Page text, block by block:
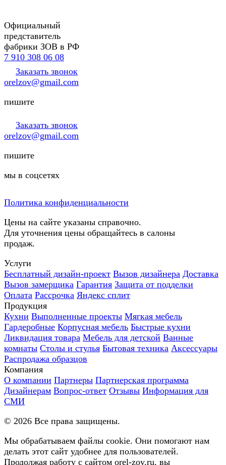
Официальный
представитель
фабрики ЗОВ в РФ
7 910 308 06 08
Заказать звонок
orelzov@gmail.com
пишите
Заказать звонок
orelzov@gmail.com
пишите
мы в соцсетях
Политика конфиденциальности
Цены на сайте указаны справочно.
Для уточнения цены обращайтесь в салоны
продаж.
Услуги
Бесплатный дизайн-проект Вызов дизайнера Доставка
Вызов замерщика Гарантия Защита от подделки
Оплата Рассрочка Яндекс сплит
Продукция
Кухни Выполненные проекты Мягкая мебель
Гардеробные Корпусная мебель Быстрые кухни
Ликвидация товара Мебель для детской Ванные
комнаты Столы и стулья Бытовая техника Аксессуары
Распродажа образцов
Компания
О компании Партнеры Партнерская программа
Дизайнерам Вопрос-ответ Отзывы Информация для
СМИ
© 2026 Все права защищены.
Мы обрабатываем файлы cookie. Они помогают нам
делать этот сайт удобнее для пользователей.
Продолжая работу с сайтом orel-zov.ru, вы